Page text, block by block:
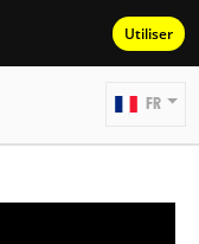
Utiliser
FR